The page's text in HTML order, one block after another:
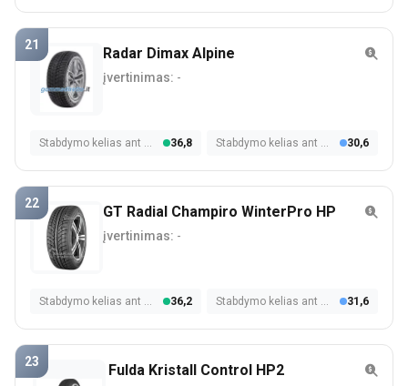
21 Radar Dimax Alpine
įvertinimas: -
Stabdymo kelias ant šlapios dangos 36,8 Stabdymo kelias ant sniego 30,6
22 GT Radial Champiro WinterPro HP
įvertinimas: -
Stabdymo kelias ant šlapios dangos 36,2 Stabdymo kelias ant sniego 31,6
23 Fulda Kristall Control HP2